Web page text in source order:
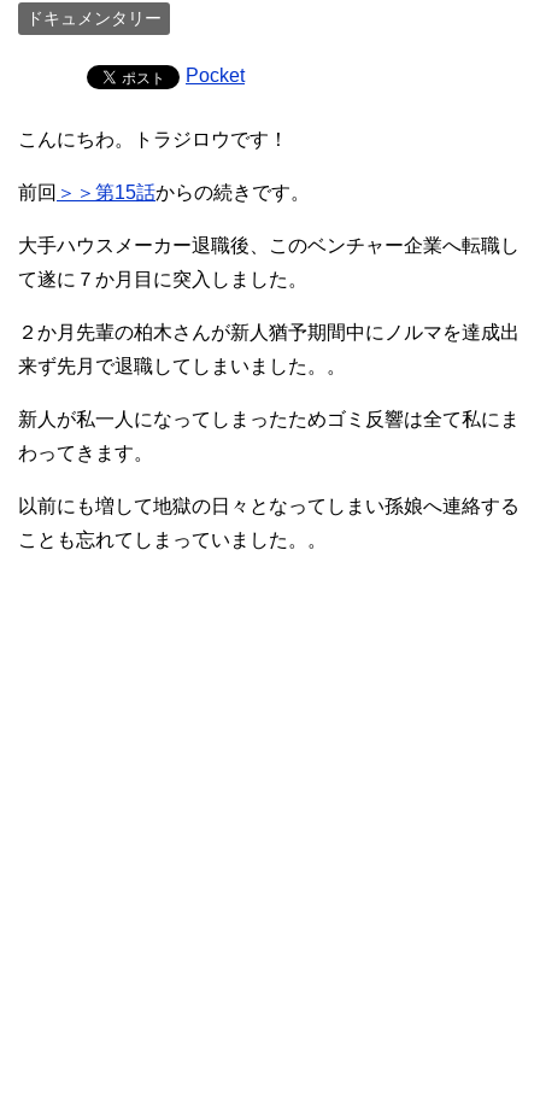
ドキュメンタリー
Pocket
こんにちわ。トラジロウです！
前回 ＞＞第15話からの続きです。
大手ハウスメーカー退職後、このベンチャー企業へ転職し
て遂に７か月目に突入しました。
２か月先輩の柏木さんが新人猶予期間中にノルマを達成出
来ず先月で退職してしまいました。。
新人が私一人になってしまったためゴミ反響は全て私にま
わってきます。
以前にも増して地獄の日々となってしまい孫娘へ連絡する
ことも忘れてしまっていました。。